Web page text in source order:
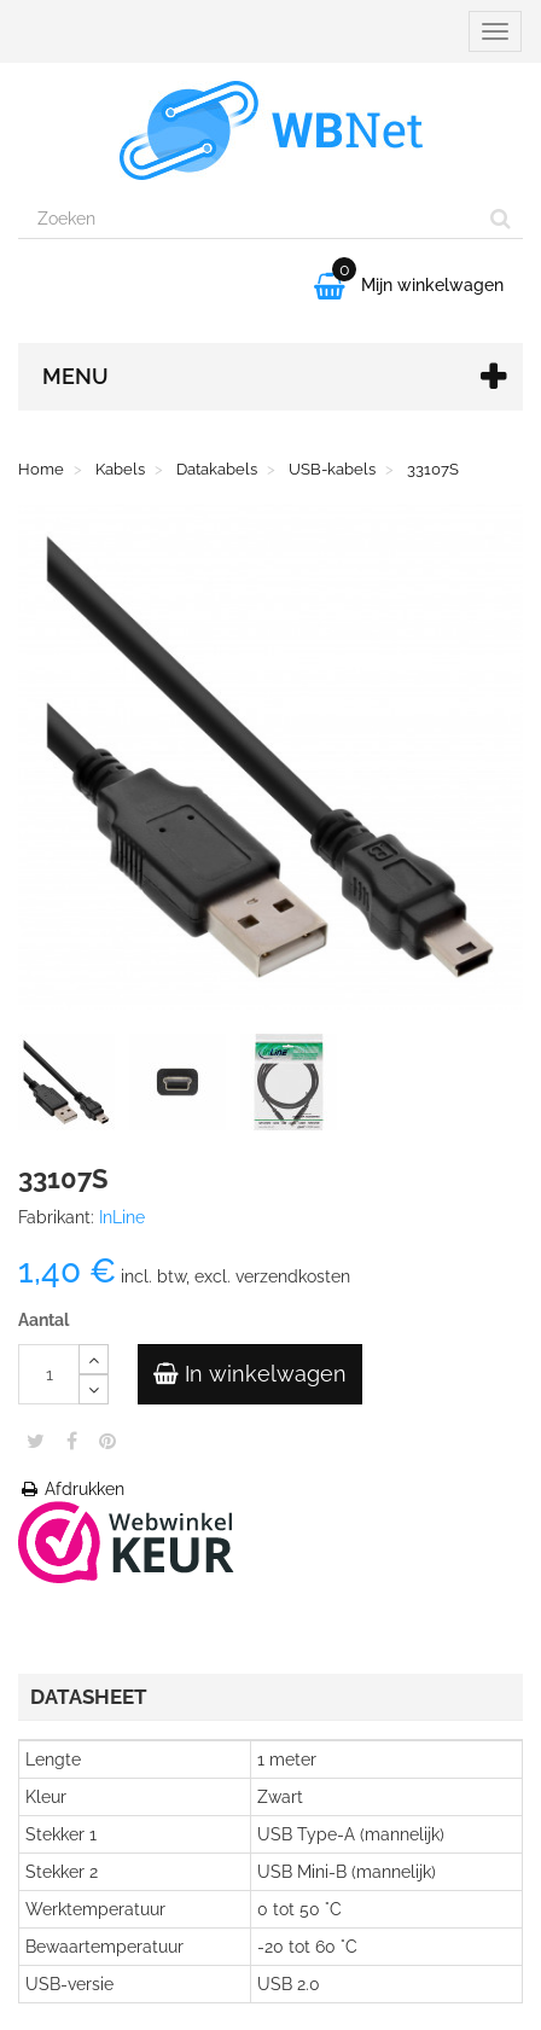

0
Mijn winkelwagen
MENU
Home Kabels Datakabels USB-kabels 33107S
33107S
Fabrikant: InLine
1,40 € incl. btw, excl. verzendkosten
Aantal
In winkelwagen
Afdrukken
DATASHEET
Lengte
1 meter
Kleur
Zwart
Stekker 1
USB Type-A (mannelijk)
Stekker 2
USB Mini-B (mannelijk)
Werktemperatuur
0 tot 50 °C
Bewaartemperatuur
-20 tot 60 °C
USB-versie
USB 2.0